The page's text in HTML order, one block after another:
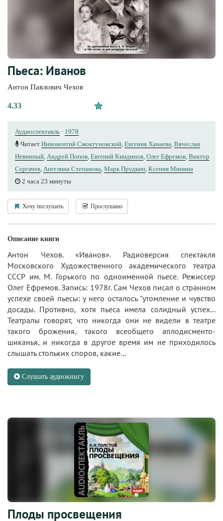
Пьеса: Иванов
Антон Павлович Чехов
4.33
Аудиоспектакль · 1978
Читает Иннокентий Смоктуновский Евгения Ханаева Вячеслав
Невинный Андрей Попов Евгений Киндинов Олег Ефремов Виктор
Сергачев Ангелина Степанова Марк Прудкин Ксения Минина
2 часа 23 минуты
Хочу послушать Прослушано
Описание книги
Антон Чехов. «Иванов». Радиоверсия спектакля
Московского Художественного академического театра
СССР им. М. Горького по одноимённой пьесе. Режиссер
Олег Ефремов. Запись: 1978г. Сам Чехов писал о странном
успехе своей пьесы: у него осталось "утомление и чувство
досады. Противно, хотя пьеса имела солидный успех...
Театралы говорят, что никогда они не видели в театре
такого брожения, такого всеобщего аплодисменто-
шиканья, и никогда в другое время им не приходилось
слышать стольких споров, какие...
Слушать аудиокнигу
Плоды просвещения